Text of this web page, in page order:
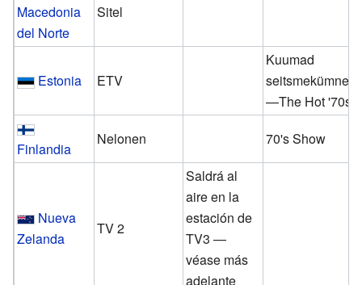
Macedonia
del Norte
Sitel
Estonia ETV
Kuumad
—The Hot '70s
Finlandia
Nelonen 70's Show
Nueva
Zelanda
TV 2
Saldrá al
aire en la
estación de
TV3 —
véase más
adelante